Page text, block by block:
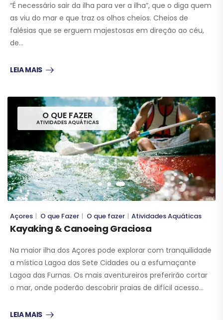
“É necessário sair da ilha para ver a ilha”, que o diga quem
as viu do mar e que traz os olhos cheios. Cheios de
falésias que se erguem majestosas em direção ao céu,
de…
LEIA MAIS
O QUE FAZER
ATIVIDADES AQUÁTICAS
Açores | O que Fazer | O que fazer | Atividades Aquáticas
Kayaking & Canoeing Graciosa
Na maior ilha dos Açores pode explorar com tranquilidade
a mística Lagoa das Sete Cidades ou a esfumaçante
Lagoa das Furnas. Os mais aventureiros preferirão cortar
o mar, onde poderão descobrir praias de difícil acesso…
LEIA MAIS